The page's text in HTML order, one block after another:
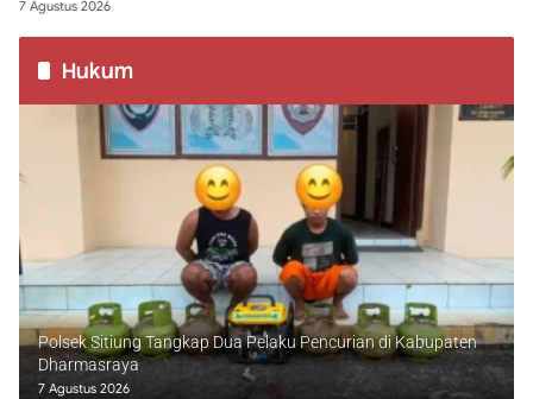
7 Agustus 2026
Hukum
Polsek Sitiung Tangkap Dua Pelaku Pencurian di Kabupaten
Dharmasraya
7 Agustus 2026